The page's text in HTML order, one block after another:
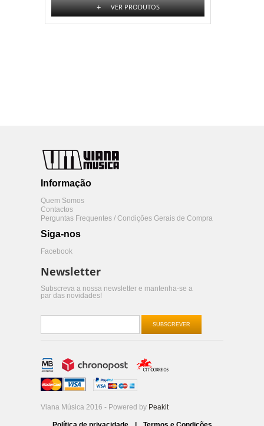
+ VER PRODUTOS
Informação
Quem Somos
Contactos
Perguntas Frequentes / Condições Gerais de Compra
Siga-nos
Facebook
Newsletter
Subscreva a nossa newsletter e mantenha-se a
par das novidades!
SUBSCREVER
Viana Música 2016 - Powered by Peakit